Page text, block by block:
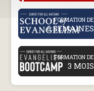
. FORMATION DE
6 SEMAINES
. FORMATION DE
3 MOIS